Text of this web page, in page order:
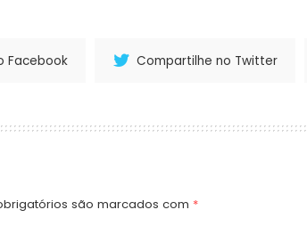
Facebook Compartilhe no Twitter
são marcados com *